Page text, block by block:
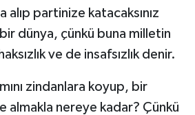
alıp partinize katacaksınız
dünya, çünkü buna milletin
ve de insafsızlık denir.
zindanlara koyup, bir
almakla nereye kadar? Çünkü